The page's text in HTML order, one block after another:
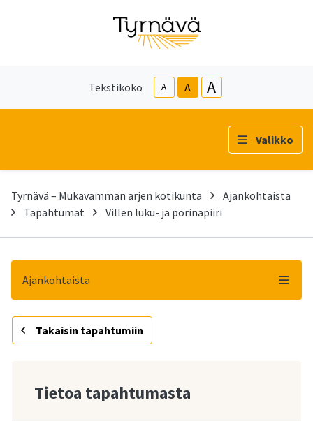
Tekstikoko A A A
Valikko
Tyrnävä – Mukavamman arjen kotikunta
Ajankohtaista
Tapahtumat
Villen luku- ja porinapiiri
Ajankohtaista
Takaisin tapahtumiin
Tietoa tapahtumasta